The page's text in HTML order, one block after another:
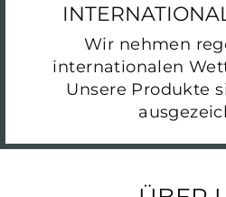
Wir nehmen
internationalen
Unsere Produkte